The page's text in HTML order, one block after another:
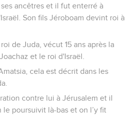
ancêtres et il fut enterré à
Son fils Jéroboam devint roi à
de Juda, vécut 15 ans après la
et le roi d'Israël.
cela est décrit dans les
contre lui à Jérusalem et il
le poursuivit là-bas et on l’y fit